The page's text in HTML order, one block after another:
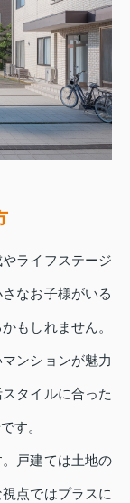
ライフステージ
なお子様がいる
もしれません。
ンションが魅力
タイルに合った
す。
戸建ては土地の
点ではプラスに